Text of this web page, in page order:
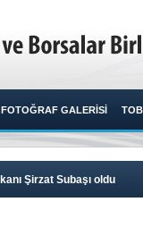
FOTOĞRAF GALERİSİ
Şirzat Subaşı oldu